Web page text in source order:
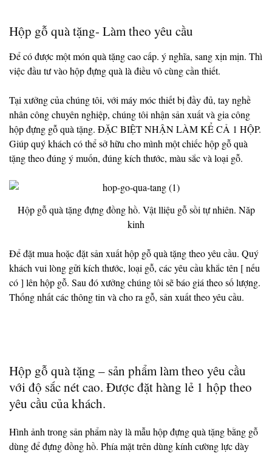
Hộp gỗ quà tặng- Làm theo yêu cầu
Để có được một món quà tặng cao cấp. ý nghĩa, sang xịn mịn. Thì
việc đầu tư vào hộp đựng quà là điều vô cùng cần thiết.
Tại xưởng của chúng tôi, với máy móc thiết bị đầy đủ, tay nghề
nhân công chuyên nghiệp, chúng tôi nhận sản xuất và gia công
hộp đựng gỗ quà tặng. ĐẶC BIỆT NHẬN LÀM KỂ CẢ 1 HỘP.
Giúp quý khách có thể sở hữu cho mình một chiếc hộp gỗ quà
tặng theo đúng ý muốn, đúng kích thước, màu sắc và loại gỗ.
Hộp gỗ quà tặng đựng đồng hồ. Vật lliệu gỗ sồi tự nhiên. Năp
kinh
Để đặt mua hoặc đặt sản xuất hộp gỗ quà tặng theo yêu cầu. Quý
khách vui lòng gửi kích thước, loại gỗ, các yêu cầu khắc tên [ nếu
có ] lên hộp gỗ. Sau đó xưởng chúng tôi sẽ báo giá theo số lượng.
Thống nhất các thông tin và cho ra gỗ, sản xuất theo yêu cầu.
Hộp gỗ quà tặng – sản phẩm làm theo yêu cầu
với độ sắc nét cao. Được đặt hàng lẻ 1 hộp theo
yêu cầu của khách.
Hình ảnh trong sản phẩm này là mẫu hộp đựng quà tặng bằng gỗ
dùng để đựng đồng hồ. Phía mặt trên dùng kính cường lực dày